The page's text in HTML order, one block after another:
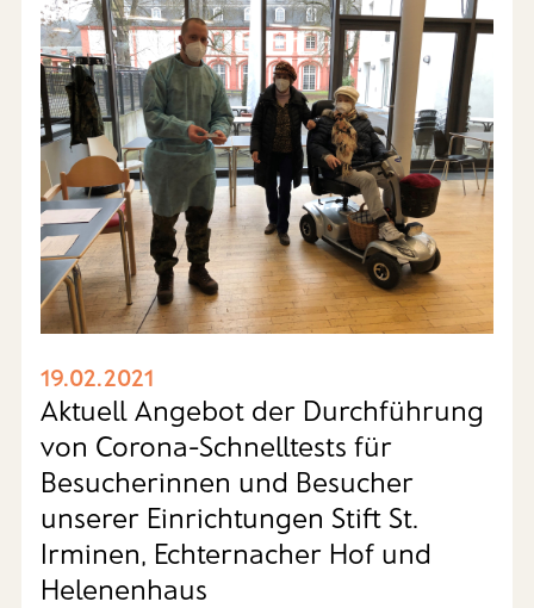
19.02.2021
Aktuell Angebot der Durchführung
von Corona-Schnelltests für
Besucherinnen und Besucher
unserer Einrichtungen Stift St.
Irminen, Echternacher Hof und
Helenenhaus